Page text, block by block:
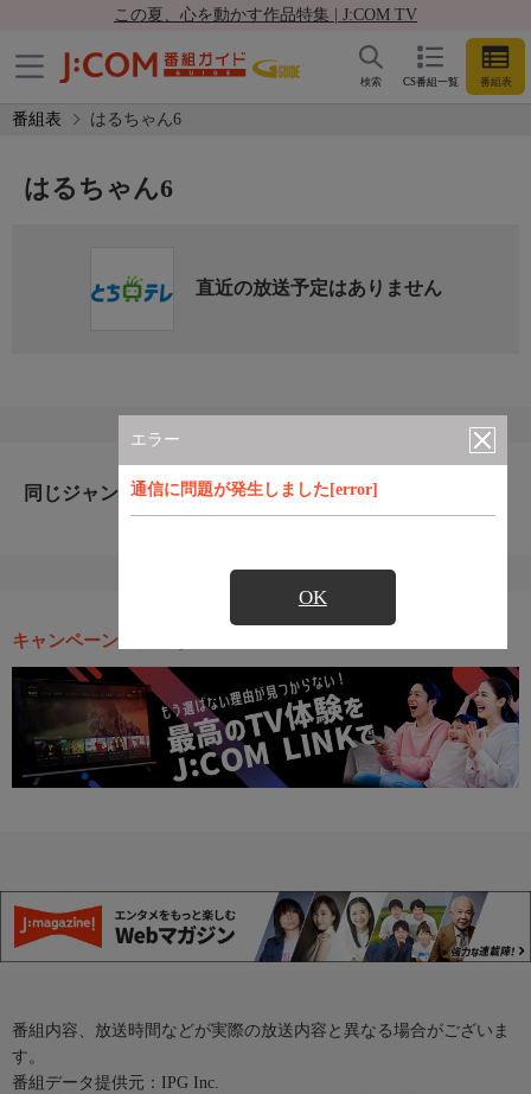
この夏、心を動かす作品特集 | J:COM TV
CS番組一覧 番組表
検索
番組表 はるちゃん6
エラー
通信に問題が発生しました[error]
OK
はるちゃん6
直近の放送予定はありません
同じジャンルのおすすめ番組
キャンペーン・お得な情報
番組内容、放送時間などが実際の放送内容と異なる場合がございま
す。
番組データ提供元：IPG Inc.